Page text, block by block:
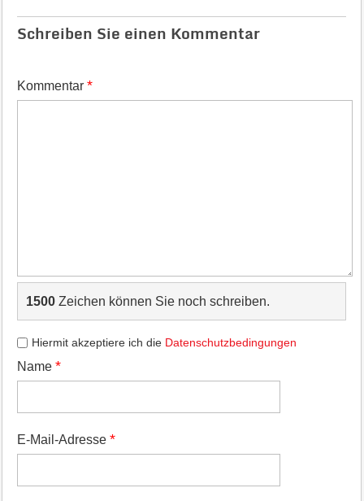
Schreiben Sie einen Kommentar
Kommentar *
1500Zeichen können Sie noch schreiben.
Hiermit akzeptiere ich die Datenschutzbedingungen
Name *
E-Mail-Adresse *